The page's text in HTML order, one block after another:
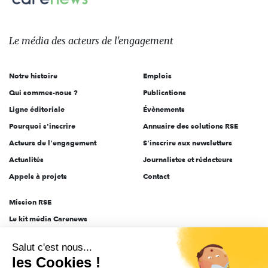
Le
des
l'engagement
Le média des acteurs de l'engagement
Notre histoire
Qui sommes-nous ?
Ligne éditoriale
Pourquoi s'inscrire
Acteurs de l'engagement
Actualités
Appels à projets
Emplois
Publications
Évènements
Annuaire des solutions RSE
S'inscrire aux newsletters
Journalistes et rédacteurs
Contact
Mission RSE
Le kit média Carenews
AEF info
Salut c'est nous...
les Cookies !